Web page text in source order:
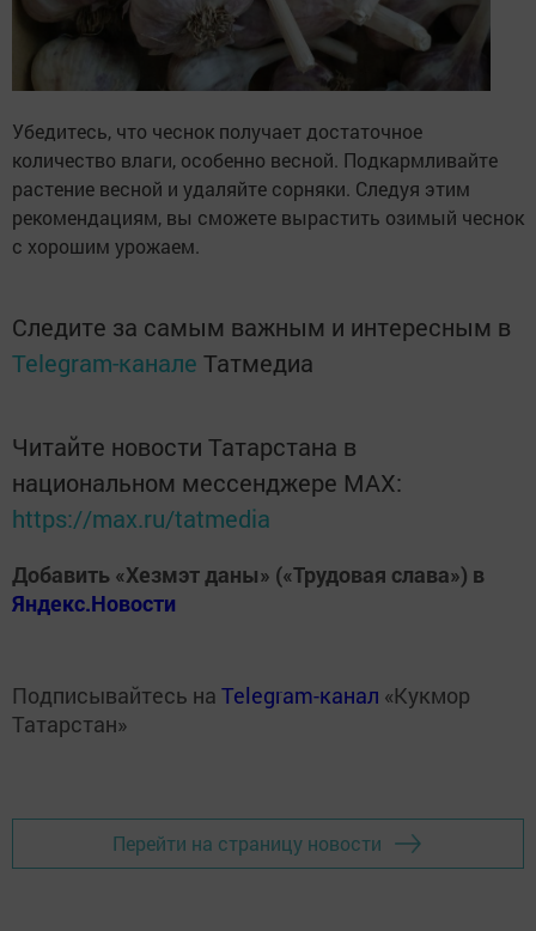
Убедитесь, что чеснок получает достаточное
количество влаги, особенно весной. Подкармливайте
растение весной и удаляйте сорняки. Следуя этим
рекомендациям, вы сможете вырастить озимый чеснок
с хорошим урожаем.
Следите за самым важным и интересным в
Telegram-канале Татмедиа
Читайте новости Татарстана в
национальном мессенджере MАХ:
https://max.ru/tatmedia
Добавить «Хезмэт даны» («Трудовая слава») в
Яндекс.Новости
Подписывайтесь на Telegram-канал «Кукмор
Татарстан»
Перейти на страницу новости